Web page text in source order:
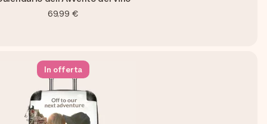
69,99 €
In offerta